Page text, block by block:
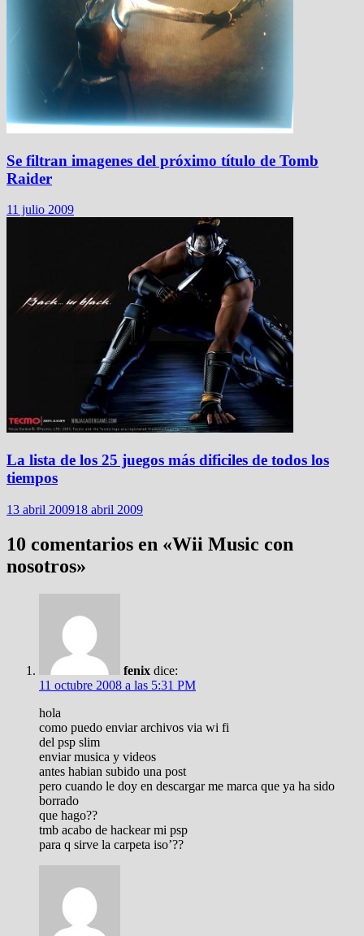
Se filtran imagenes del próximo título de Tomb
Raider
11 julio 2009
La lista de los 25 juegos más dificiles de todos los
tiempos
13 abril 200918 abril 2009
10 comentarios en «Wii Music con
nosotros»
fenix dice:
11 octubre 2008 a las 5:31 PM
hola
como puedo enviar archivos via wi fi
del psp slim
enviar musica y videos
antes habian subido una post
pero cuando le doy en descargar me marca que ya ha sido
borrado
que hago??
tmb acabo de hackear mi psp
para q sirve la carpeta iso’??